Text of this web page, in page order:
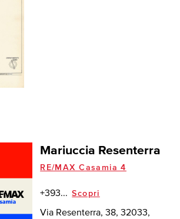
Mariuccia Resenterra
RE/MAX Casamia 4
+393... Scopri
Via Resenterra, 38, 32033,